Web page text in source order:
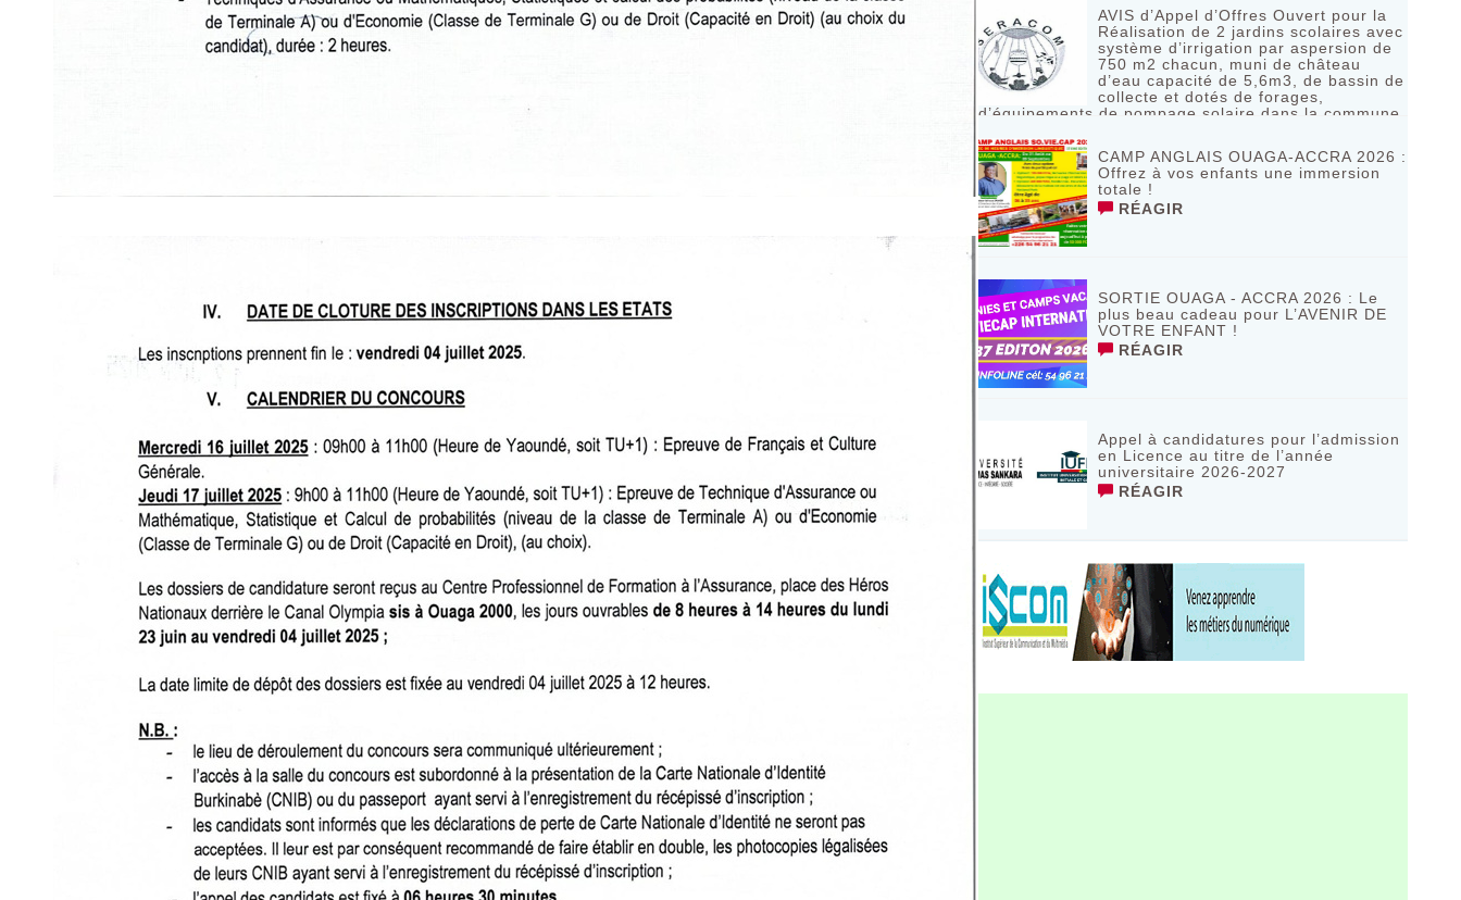
AVIS d’Appel d’Offres Ouvert pour la
Réalisation de 2 jardins scolaires avec
système d’irrigation par aspersion de
750 m2 chacun, muni de château
d’eau capacité de 5,6m3, de bassin de
collecte et dotés de forages,
d’équipements de pompage solaire dans la commune
RÉAGIR
CAMP ANGLAIS OUAGA-ACCRA 2026 :
Offrez à vos enfants une immersion
totale !
RÉAGIR
SORTIE OUAGA - ACCRA 2026 : Le
plus beau cadeau pour L’AVENIR DE
VOTRE ENFANT !
RÉAGIR
Appel à candidatures pour l’admission
en Licence au titre de l’année
universitaire 2026-2027
RÉAGIR